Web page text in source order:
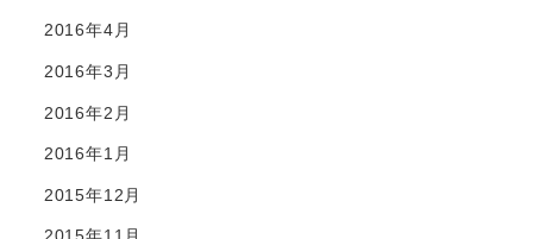
2016年4月
2016年3月
2016年2月
2016年1月
2015年12月